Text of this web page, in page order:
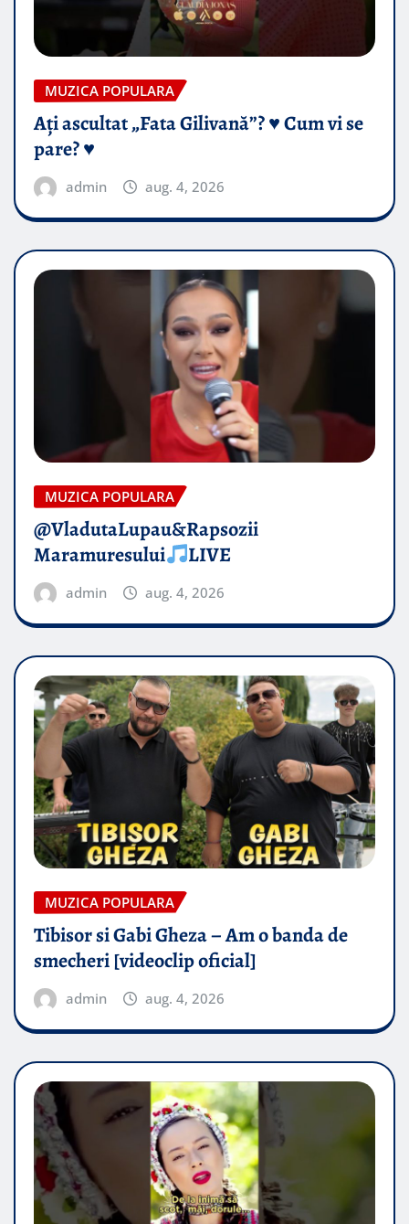
MUZICA POPULARA
Ați ascultat „Fata Gilivană”? ♥️ Cum vi se
pare? ♥️
admin aug. 4, 2026
MUZICA POPULARA
@VladutaLupau&Rapsozii
Maramuresului
LIVE
admin aug. 4, 2026
MUZICA POPULARA
Tibisor si Gabi Gheza – Am o banda de
smecheri [videoclip oficial]
admin aug. 4, 2026